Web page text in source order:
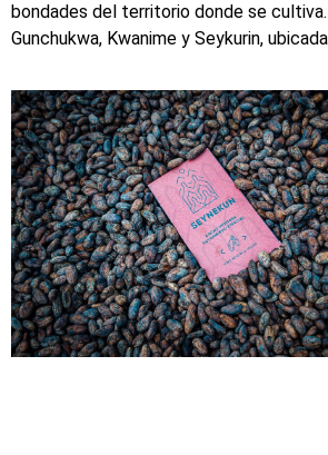
bondades del territorio donde se
Gunchukwa, Kwanime y Seykurin,